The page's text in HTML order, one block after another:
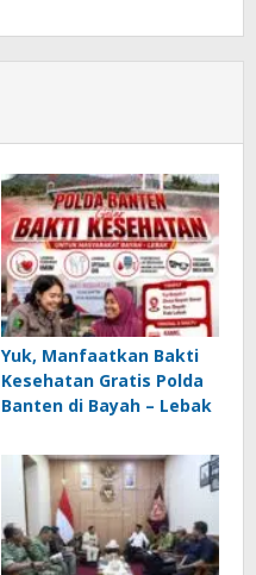
Yuk, Manfaatkan Bakti
Kesehatan Gratis Polda
Banten di Bayah – Lebak